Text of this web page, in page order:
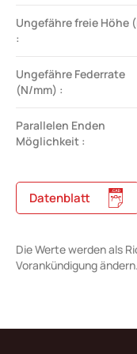
Ungefähre freie Höhe
:
Ungefähre Federrate
(N/mm) :
Parallelen Enden
Möglichkeit :
Datenblatt
Die Werte werden als
Vorankündigung ändern.